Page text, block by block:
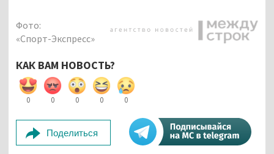
Фото:
«Спорт-Экспресс»
КАК ВАМ НОВОСТЬ?
0 0 0 0 0
Поделиться